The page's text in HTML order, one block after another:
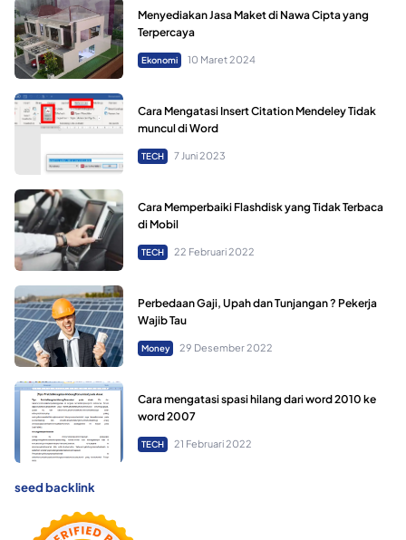
Menyediakan Jasa Maket di Nawa Cipta yang
Terpercaya
Ekonomi 10 Maret 2024
Cara Mengatasi Insert Citation Mendeley Tidak
muncul di Word
TECH 7 Juni 2023
Cara Memperbaiki Flashdisk yang Tidak Terbaca
di Mobil
TECH 22 Februari 2022
Perbedaan Gaji, Upah dan Tunjangan ? Pekerja
Wajib Tau
Money 29 Desember 2022
Cara mengatasi spasi hilang dari word 2010 ke
word 2007
TECH 21 Februari 2022
seed backlink